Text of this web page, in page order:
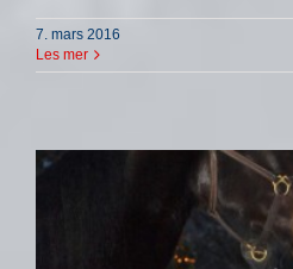
7. mars 2016
Les mer